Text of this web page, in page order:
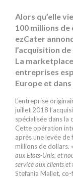
Alors qu’elle
100 millions
ezCater
l’acquisition
La
entreprises
Europe et dans
L’entreprise
juillet 2018
spécialisée dans
Cette opération
après une levée de
millions de dollars. «
aux Etats-Unis, et
service aux clients
Stefania Mallet, co-